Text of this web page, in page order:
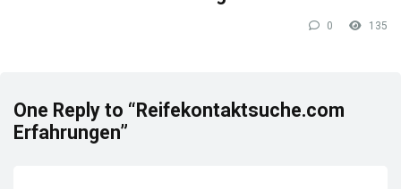
0 135
One Reply to “Reifekontaktsuche.com
Erfahrungen”